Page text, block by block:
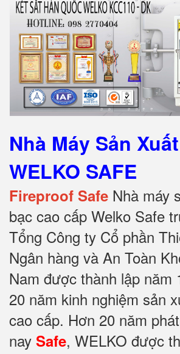
Nhà Máy Sản
WELKO SAFE
Fireproof Safe Nhà máy
bạc cao cấp Welko Safe
Tổng Công ty Cổ phần
Ngân hàng và An Toàn
Nam được thành lập năm
20 năm kinh nghiệm sản
cao cấp. Hơn 20 năm
nay Safe, WELKO được